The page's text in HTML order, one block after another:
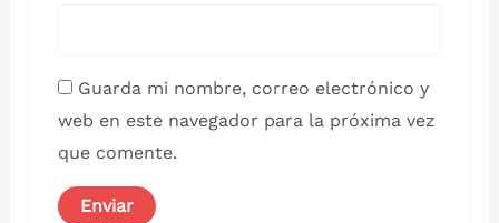
Guarda mi nombre, correo electrónico y
web en este navegador para la próxima vez
que comente.